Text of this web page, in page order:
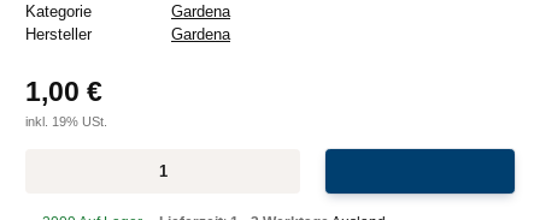
Kategorie
Gardena
Hersteller
Gardena
1,00 €
inkl. 19% USt.